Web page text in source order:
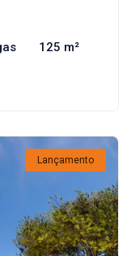
125 m²
Lançamento